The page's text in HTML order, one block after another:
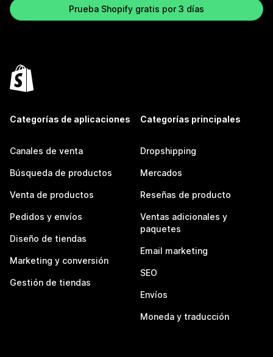
Prueba Shopify gratis por 3 días
Categorías de aplicaciones
Canales de venta
Búsqueda de productos
Venta de productos
Pedidos y envíos
Diseño de tiendas
Marketing y conversión
Gestión de tiendas
Categorías principales
Dropshipping
Mercados
Reseñas de producto
Ventas adicionales y
paquetes
Email marketing
SEO
Envíos
Moneda y traducción